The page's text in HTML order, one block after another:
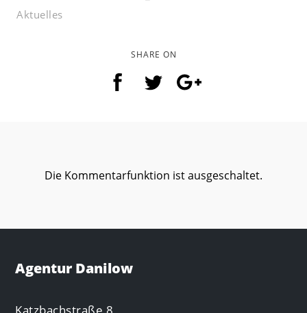
Aktuelles
SHARE ON
Die Kommentarfunktion ist ausgeschaltet.
Agentur Danilow